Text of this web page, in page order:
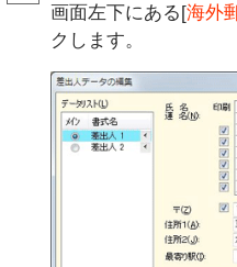
画面左下にある[海外
クします。